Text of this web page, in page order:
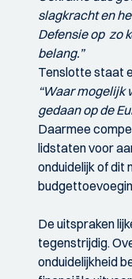
slagkracht en
Defensie op zo
belang.”
Tenslotte staat
“Waar mogelijk
gedaan op de
Daarmee
lidstaten voor
onduidelijk of dit
De uitspraken
tegenstrijdig.
onduidelijkheid